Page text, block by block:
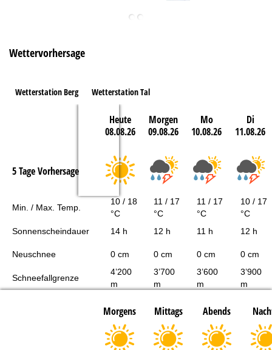
Wettervorhersage
Wetterstation Berg Wetterstation Tal
Heute
08.08.26
Morgen
09.08.26
Mo
10.08.26
Di
11.08.26
5 Tage Vorhersage
Min. / Max. Temp.
10 / 18
°C
11 / 17
°C
11 / 17
°C
10 / 17
°C
Sonnenscheindauer
14 h 12 h 11 h 12 h
Neuschnee 0 cm 0 cm 0 cm 0 cm
Schneefallgrenze
4’200
m
3’700
m
3’600
m
3’900
m
Morgens Mittags Abends